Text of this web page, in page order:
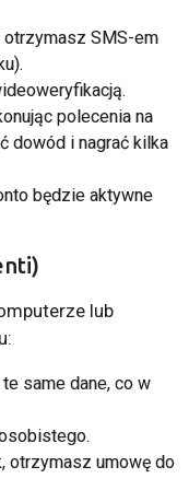
otrzymasz SMS-em
polecenia na
dowód i nagrać kilka
będzie aktywne
lub
same dane, co w
otrzymasz umowę do